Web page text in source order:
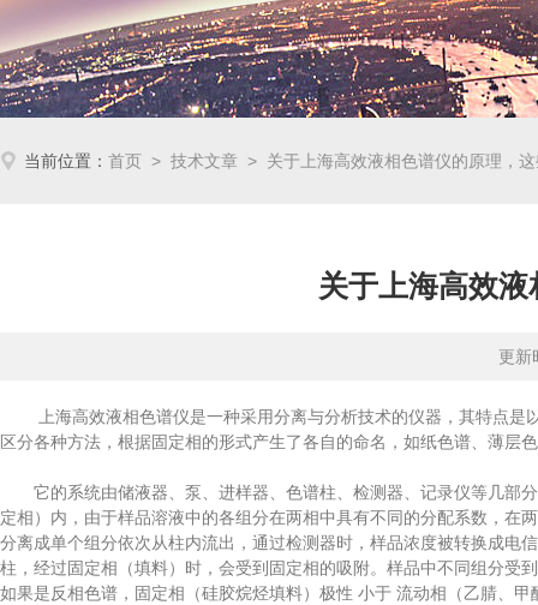
当前位置：首页 >技术文章 > 关于上海高效液相色谱仪的原理，
关于上海高效
更
上海高效液相色谱仪是一种采用分离与分析技术的仪器，其特点是
区分各种方法，根据固定相的形式产生了各自的命名，如纸色谱、薄层
它的系统由储液器、泵、进样器、色谱柱、检测器、记录仪等几部
定相）内，由于样品溶液中的各组分在两相中具有不同的分配系数，在
分离成单个组分依次从柱内流出，通过检测器时，样品浓度被转换成电
柱，经过固定相（填料）时，会受到固定相的吸附。样品中不同组分受
如果是反相色谱，固定相（硅胶烷烃填料）极性 小于 流动相（乙腈、